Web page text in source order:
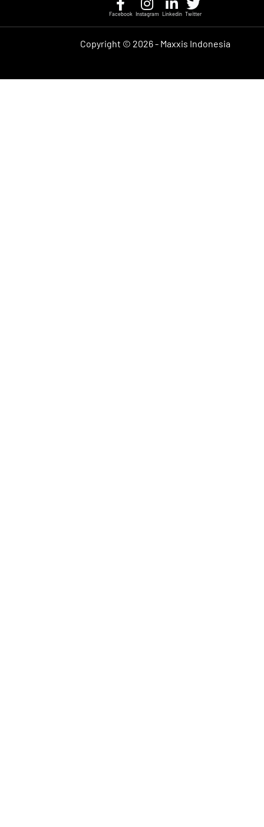
Facebook Instagram Linkedin Twitter
Copyright © 2026 - Maxxis Indonesia